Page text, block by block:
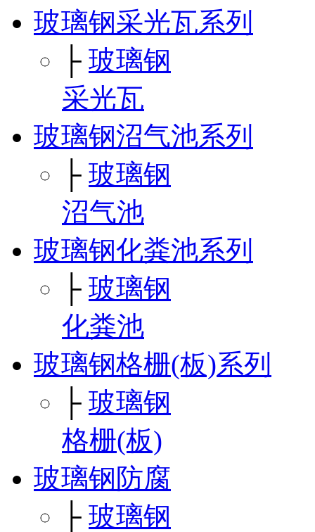
玻璃钢采光瓦系列
├ 玻璃钢
采光瓦
玻璃钢沼气池系列
├ 玻璃钢
沼气池
玻璃钢化粪池系列
├ 玻璃钢
化粪池
玻璃钢格栅(板)系列
├ 玻璃钢
格栅(板)
玻璃钢防腐
├ 玻璃钢